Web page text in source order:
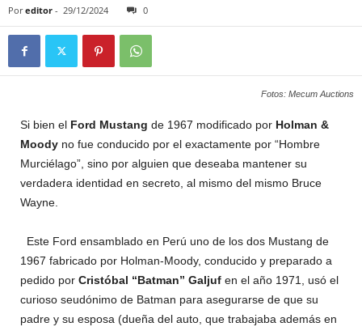
Por editor - 29/12/2024 0
Fotos: Mecum Auctions
Si bien el Ford Mustang de 1967 modificado por Holman &
Moody no fue conducido por el exactamente por “Hombre
Murciélago”, sino por alguien que deseaba mantener su
verdadera identidad en secreto, al mismo del mismo Bruce
Wayne.
Este Ford ensamblado en Perú uno de los dos Mustang de
1967 fabricado por Holman-Moody, conducido y preparado a
pedido por Cristóbal “Batman” Galjuf en el año 1971, usó el
curioso seudónimo de Batman para asegurarse de que su
padre y su esposa (dueña del auto, que trabajaba además en